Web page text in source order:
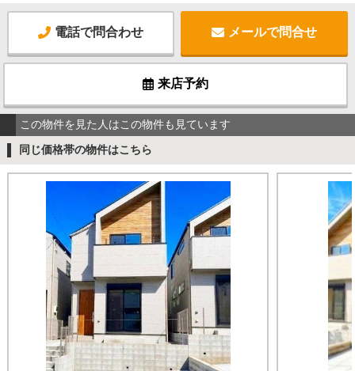
電話で問合わせ メールで問合せ
来店予約
この物件を見た人はこの物件も見ています
同じ価格帯の物件はこちら